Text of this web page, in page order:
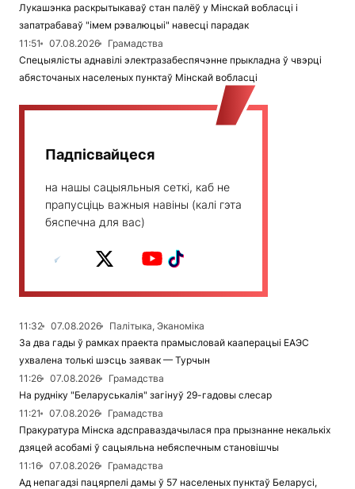
Лукашэнка раскрытыкаваў стан палёў у Мінскай вобласці і
запатрабаваў "імем рэвалюцыі" навесці парадак
11:51
07.08.2026
Грамадства
Спецыялісты аднавілі электразабеспячэнне прыкладна ў чвэрці
абясточаных населеных пунктаў Мінскай вобласці
Падпісвайцеся
на нашы сацыяльныя сеткі, каб не
прапусціць важныя навіны (калі гэта
бяспечна для вас)
11:32 07.08.2026
Палітыка, Эканоміка
За два гады ў рамках праекта прамысловай кааперацыі ЕАЭС
ухвалена толькі шэсць заявак — Турчын
11:26
07.08.2026
Грамадства
На рудніку "Беларуськалія" загінуў 29-гадовы слесар
11:21
07.08.2026
Грамадства
Пракуратура Мінска адсправаздачылася пра прызнанне некалькіх
дзяцей асобамі ў сацыяльна небяспечным становішчы
11:16
07.08.2026
Грамадства
Ад непагадзі пацярпелі дамы ў 57 населеных пунктаў Беларусі,